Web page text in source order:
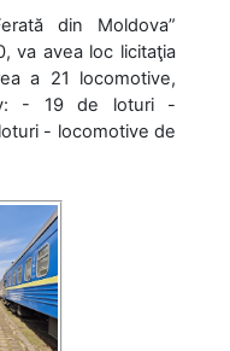
din Moldova”
va avea loc licitaţia
a 21 locomotive,
- 19 de loturi -
- locomotive de